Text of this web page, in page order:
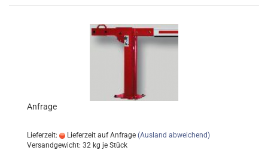
Anfrage
Lieferzeit: Lieferzeit auf Anfrage (Ausland abweichend)
Versandgewicht: 32 kg je Stück